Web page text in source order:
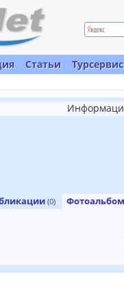
Статьи Турсервис
(0)